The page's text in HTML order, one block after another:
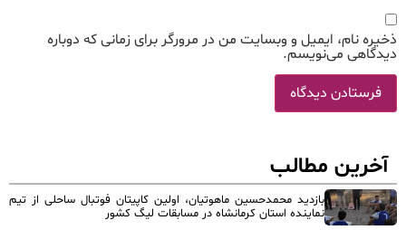
ذخیره نام، ایمیل و وبسایت من در مرورگر برای زمانی که دوباره
دیدگاهی می‌نویسم.
آخرین مطالب
بازدید محمدحسین ماهوتیان، اولین کاپیتان فوتبال ساحلی از تیم
نماینده استان کرمانشاه در مسابقات لیگ کشور